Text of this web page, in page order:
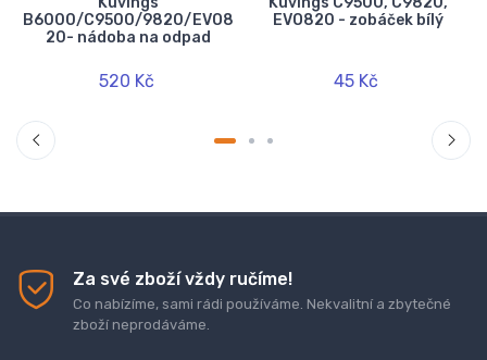
B6000/C9500/9820/EVO8
20- nádoba na odpad
520 Kč
EVO820 - zobáček bílý
45 Kč
Za své zboží vždy ručíme!
Co nabízíme, sami rádi používáme. Nekvalitní a zbytečné
zboží neprodáváme.